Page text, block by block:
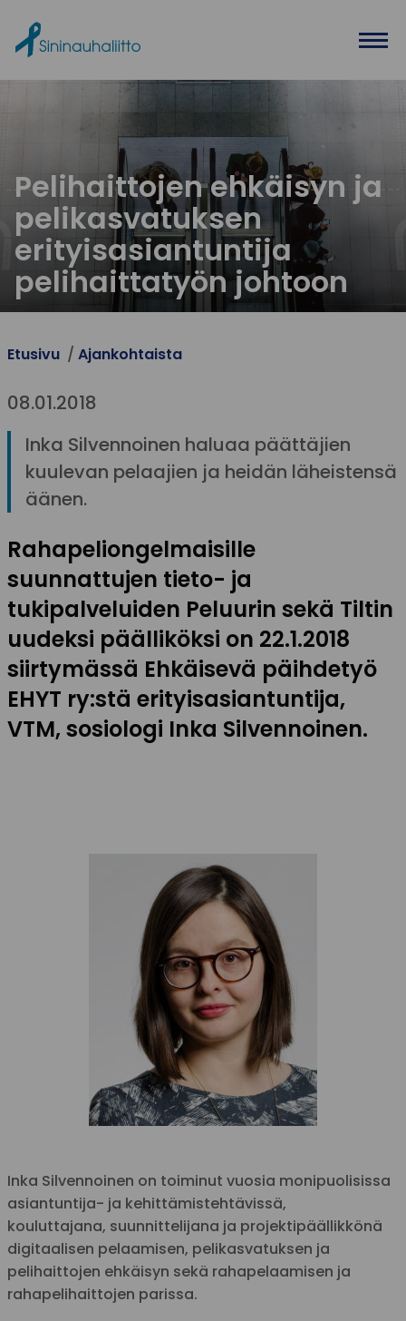
Pelihaittojen ehkäisyn ja
pelikasvatuksen
erityisasiantuntija
pelihaittatyön johtoon
Etusivu Ajankohtaista
08.01.2018
Inka Silvennoinen haluaa päättäjien
kuulevan pelaajien ja heidän läheistensä
äänen.
Rahapeliongelmaisille
suunnattujen tieto- ja
tukipalveluiden Peluurin sekä Tiltin
uudeksi päälliköksi on 22.1.2018
siirtymässä Ehkäisevä päihdetyö
EHYT ry:stä erityisasiantuntija,
VTM, sosiologi Inka Silvennoinen.
Inka Silvennoinen on toiminut vuosia monipuolisissa
asiantuntija- ja kehittämistehtävissä,
kouluttajana, suunnittelijana ja projektipäällikkönä
digitaalisen pelaamisen, pelikasvatuksen ja
pelihaittojen ehkäisyn sekä rahapelaamisen ja
rahapelihaittojen parissa.